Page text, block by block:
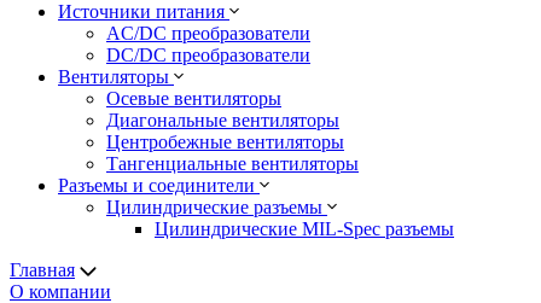
Источники питания
AC/DC преобразователи
DC/DC преобразователи
Вентиляторы
Осевые вентиляторы
Диагональные вентиляторы
Центробежные вентиляторы
Тангенциальные вентиляторы
Разъемы и соединители
Цилиндрические разъемы
Цилиндрические MIL-Spec разъемы
Главная
О компании